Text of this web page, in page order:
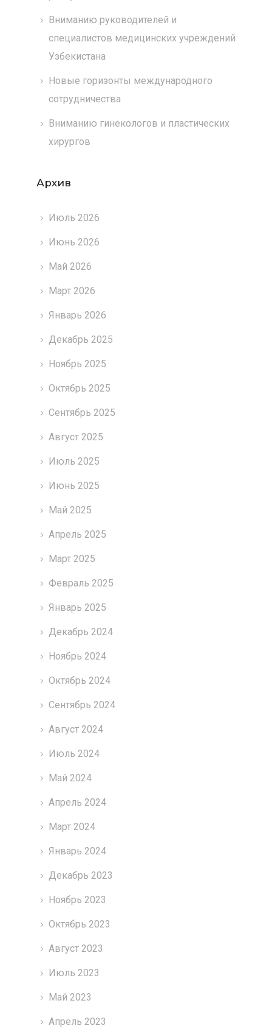
Вниманию руководителей и
специалистов медицинских учреждений
Узбекистана
Новые горизонты международного
сотрудничества
Вниманию гинекологов и пластических
хирургов
Архив
Июль 2026
Июнь 2026
Май 2026
Март 2026
Январь 2026
Декабрь 2025
Ноябрь 2025
Октябрь 2025
Сентябрь 2025
Август 2025
Июль 2025
Июнь 2025
Май 2025
Апрель 2025
Март 2025
Февраль 2025
Январь 2025
Декабрь 2024
Ноябрь 2024
Октябрь 2024
Сентябрь 2024
Август 2024
Июль 2024
Май 2024
Апрель 2024
Март 2024
Январь 2024
Декабрь 2023
Ноябрь 2023
Октябрь 2023
Август 2023
Июль 2023
Май 2023
Апрель 2023